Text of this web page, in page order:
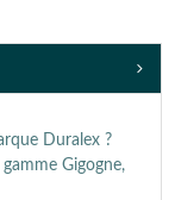
Duralex ?
Gigogne,